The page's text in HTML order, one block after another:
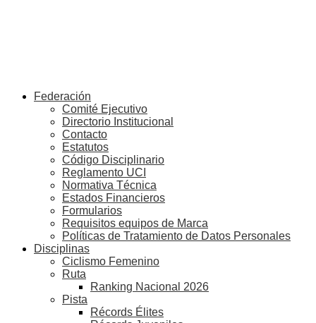
Federación
Comité Ejecutivo
Directorio Institucional
Contacto
Estatutos
Código Disciplinario
Reglamento UCI
Normativa Técnica
Estados Financieros
Formularios
Requisitos equipos de Marca
Políticas de Tratamiento de Datos Personales
Disciplinas
Ciclismo Femenino
Ruta
Ranking Nacional 2026
Pista
Récords Élites